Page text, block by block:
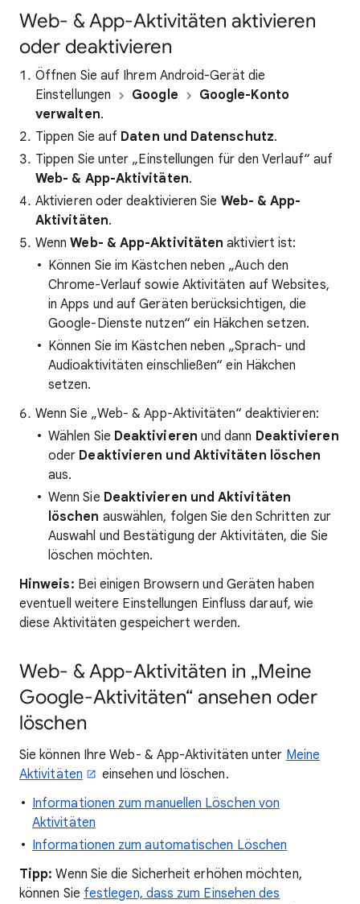
Web- & App-Aktivitäten aktivieren
oder deaktivieren
Öffnen Sie auf Ihrem Android-Gerät die
Einstellungen
Google
Google-Konto
verwalten.
Tippen Sie auf Daten und Datenschutz.
Tippen Sie unter „Einstellungen für den Verlauf“ auf
Web- & App-Aktivitäten.
Aktivieren oder deaktivieren Sie Web- & App-
Aktivitäten.
WennWeb- & App-Aktivitäten aktiviert ist:
Können Sie im Kästchen neben „Auch den
Chrome-Verlauf sowie Aktivitäten auf Websites,
in Apps und auf Geräten berücksichtigen, die
Google-Dienste nutzen“ ein Häkchen setzen.
Können Sie im Kästchen neben „Sprach- und
Audioaktivitäten einschließen“ ein Häkchen
setzen.
Wenn Sie „Web- & App-Aktivitäten“ deaktivieren:
Wählen Sie Deaktivieren und dann Deaktivieren
oder Deaktivieren und Aktivitäten löschen
aus.
Wenn Sie Deaktivieren und Aktivitäten
löschen auswählen, folgen Sie den Schritten zur
Auswahl und Bestätigung der Aktivitäten, die Sie
löschen möchten.
Hinweis: Bei einigen Browsern und Geräten haben
eventuell weitere Einstellungen Einfluss darauf, wie
diese Aktivitäten gespeichert werden.
Web- & App-Aktivitäten in „Meine
Google-Aktivitäten“ ansehen oder
löschen
Sie können Ihre Web- & App-Aktivitäten unter Meine
Aktivitäten
einsehen und löschen.
Informationen zum manuellen Löschen von
Aktivitäten
Informationen zum automatischen Löschen
Tipp: Wenn Sie die Sicherheit erhöhen möchten,
können Sie festlegen, dass zum Einsehen des